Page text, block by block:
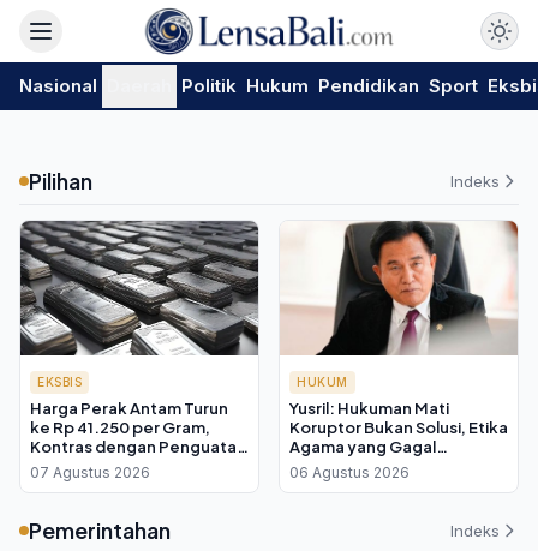
Nasional Politik Hukum Pendidikan Sport
Pilihan Indeks
EKSBIS
Harga Perak Antam Turun
ke Rp 41.250 per Gram,
Kontras dengan Penguatan
Harga Dunia di Tengah
Ketegangan Hormuz
07 Agustus 2026
HUKUM
Yusril: Hukuman Mati
Koruptor Bukan Solusi, Etika
Agama yang Gagal
Membangun Akhlak
06 Agustus 2026
Pemerintahan Indeks